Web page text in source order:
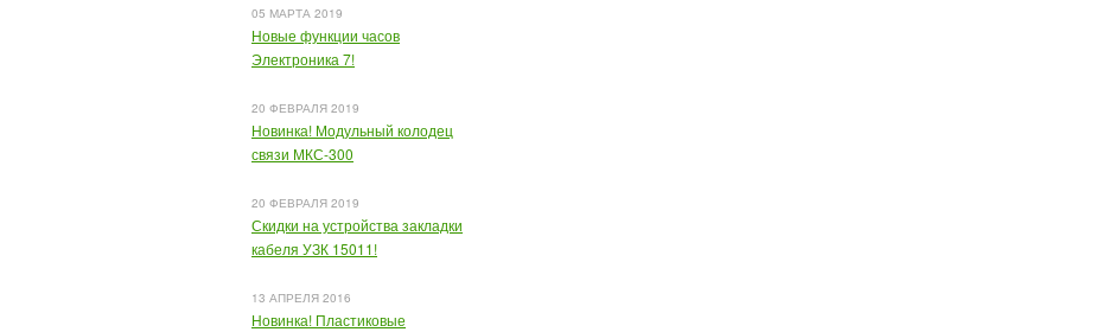
05 МАРТА 2019
Новые функции часов
Электроника 7!
20 ФЕВРАЛЯ 2019
Новинка! Модульный колодец
связи МКС-300
20 ФЕВРАЛЯ 2019
Скидки на устройства закладки
кабеля УЗК 15011!
13 АПРЕЛЯ 2016
Новинка! Пластиковые